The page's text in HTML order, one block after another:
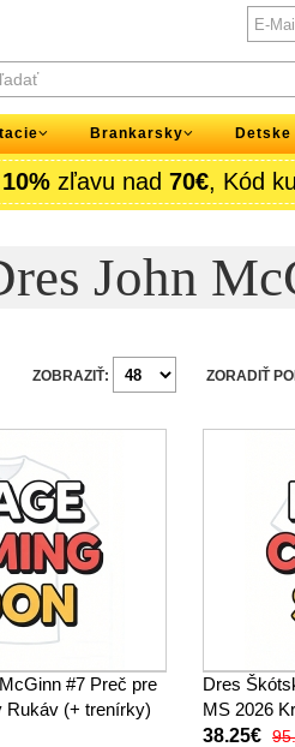
Brankarsky Detske
10% zľavu nad 70€, Kód
John
ZORADIŤ
ZOBRAZIŤ:
#7 Preč pre
Rukáv (+ trenírky)
Dres
MS 2026
38.25€